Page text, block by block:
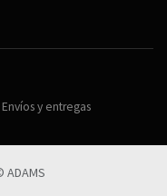
Envíos y entregas